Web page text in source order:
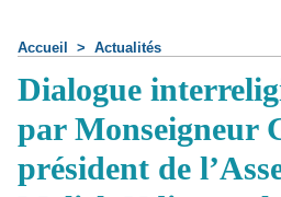
Accueil > Actualités
Dialogue
par Monseigneur
président de